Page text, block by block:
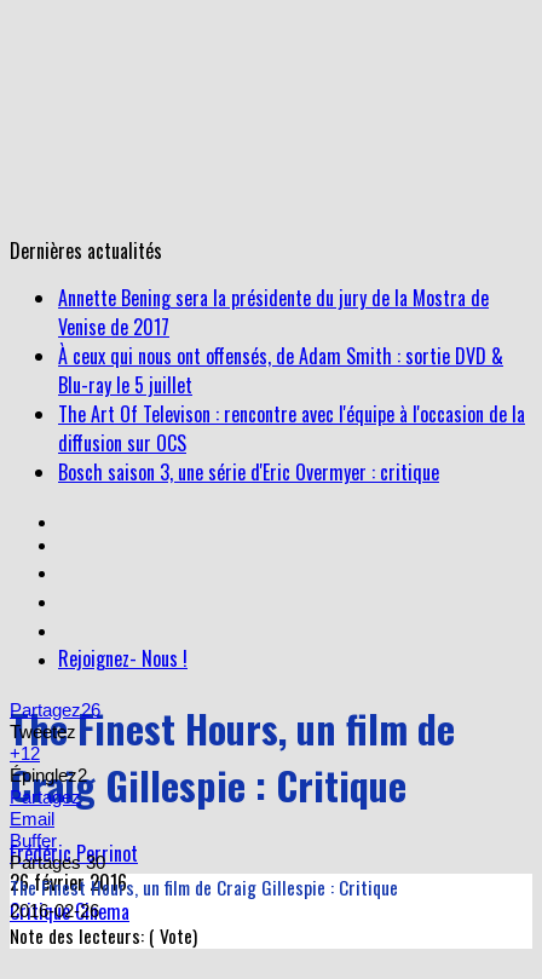
Dernières actualités
À ceux qui nous ont offensés, de Adam Smith : sortie DVD &
Blu-ray le 5 juillet
The Art Of Televison : rencontre avec l'équipe à l'occasion de la
diffusion sur OCS
Bosch saison 3, une série d'Eric Overmyer : critique
Annette Bening sera la présidente du jury de la Mostra de
Venise de 2017
Rejoignez- Nous !
The Finest Hours, un film de
Craig Gillespie : Critique
Frédéric Perrinot
26 février 2016
Critique Cinema
Partagez26
Tweetez
+12
Épinglez2
Partagez
Email
Buffer
Partages30
The Finest Hours, un film de Craig Gillespie : Critique
2016-02-26
Note des lecteurs: ( Vote)